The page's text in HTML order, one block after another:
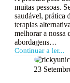
muitas pessoas.
saudável, prática
terapias
melhorar a nossa
abordagens…
Continuar a ler...
23